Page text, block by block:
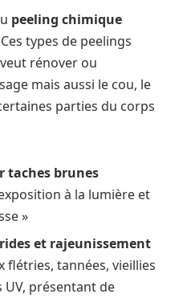
peeling chimique
types de peelings
rénover ou
mais aussi le cou, le
parties du corps
taches brunes
à la lumière et
»
et rajeunissement
flétries, tannées, vieillies
présentant de